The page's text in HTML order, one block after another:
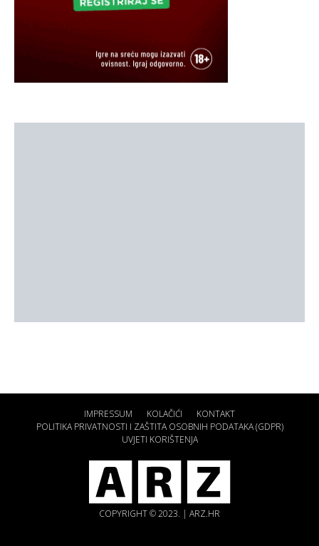
IMPRESSUM KOLAČIĆI
KONTAKT
POLITIKA PRIVATNOSTI I ZAŠTITA OSOBNIH PODATAKA (GDPR)
UVJETI KORIŠTENJA
COPYRIGHT © 2023. | ARZ.HR